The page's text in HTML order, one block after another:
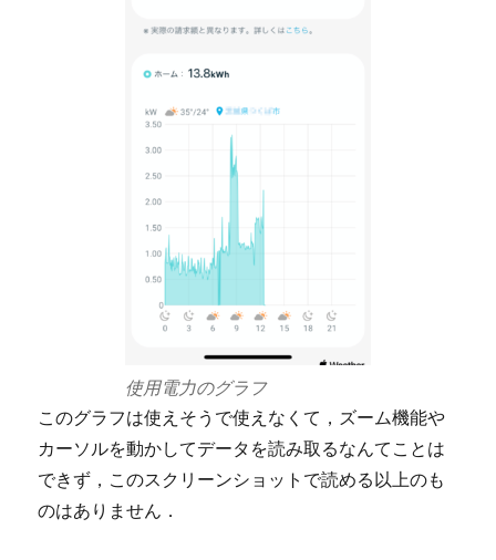
使用電力のグラフ
このグラフは使えそうで使えなくて，ズーム機能や
カーソルを動かしてデータを読み取るなんてことは
できず，このスクリーンショットで読める以上のも
のはありません．